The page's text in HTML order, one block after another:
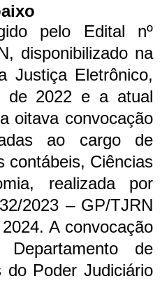
pelo Edital nº
disponibilizado na
Justiça Eletrônico,
de 2022 e a atual
oitava convocação
ao cargo de
contábeis, Ciências
realizada por
2023 – GP/TJRN
2024.A convocação
de
do Poder Judiciário